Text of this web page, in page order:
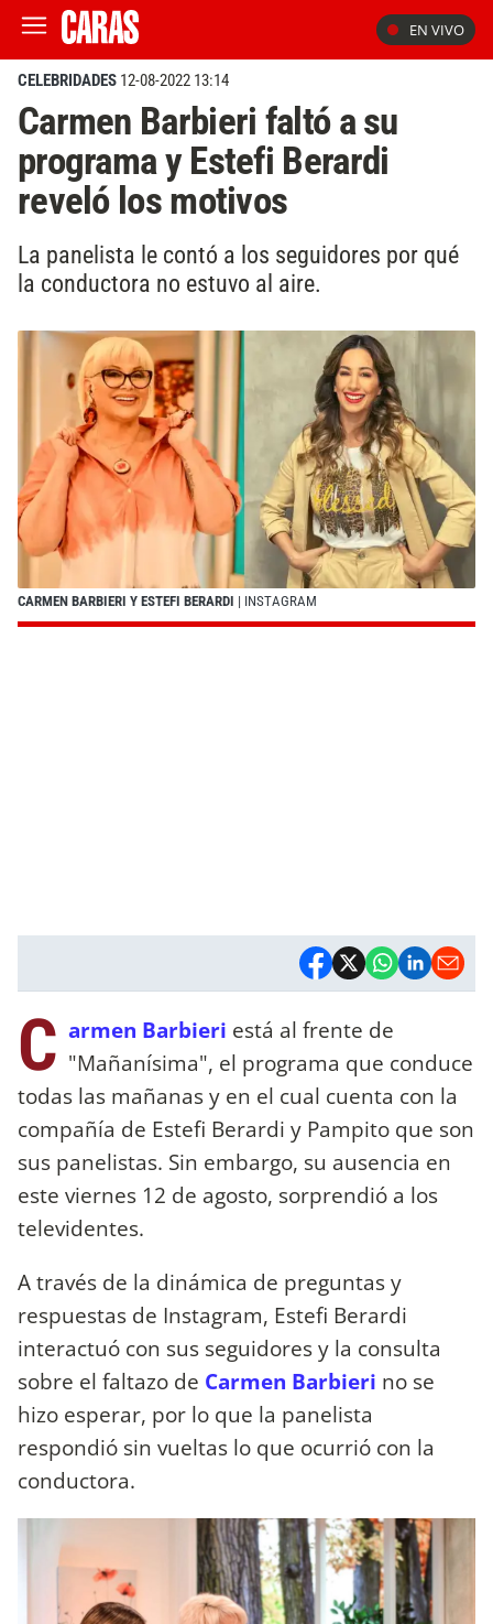
EN VIVO
CELEBRIDADES 12-08-2022 13:14
Carmen Barbieri faltó a su
programa y Estefi Berardi
reveló los motivos
La panelista le contó a los seguidores por qué
la conductora no estuvo al aire.
CARMEN BARBIERI Y ESTEFI BERARDI | INSTAGRAM
C armen Barbieri está al frente de
"Mañanísima", el programa que conduce
todas las mañanas y en el cual cuenta con la
compañía de Estefi Berardi y Pampito que son
sus panelistas. Sin embargo, su ausencia en
este viernes 12 de agosto, sorprendió a los
televidentes.
A través de la dinámica de preguntas y
respuestas de Instagram, Estefi Berardi
interactuó con sus seguidores y la consulta
sobre el faltazo de Carmen Barbieri no se
hizo esperar, por lo que la panelista
respondió sin vueltas lo que ocurrió con la
conductora.